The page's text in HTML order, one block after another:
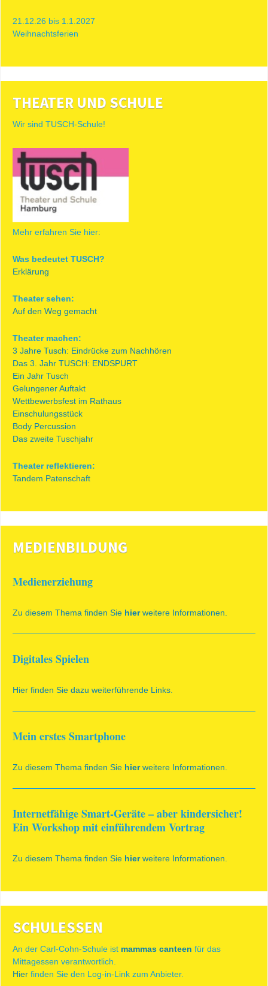
21.12.26 bis 1.1.2027
Weihnachtsferien
THEATER UND SCHULE
Wir sind TUSCH-Schule!
Mehr erfahren Sie hier:
Was bedeutet TUSCH?
Erklärung
Theater sehen:
Auf den Weg gemacht
Theater machen:
3 Jahre Tusch: Eindrücke zum Nachhören
Das 3. Jahr TUSCH: ENDSPURT
Ein Jahr Tusch
Gelungener Auftakt
Wettbewerbsfest im Rathaus
Einschulungsstück
Body Percussion
Das zweite Tuschjahr
Theater reflektieren:
Tandem Patenschaft
MEDIENBILDUNG
Medienerziehung
Zu diesem Thema finden Sie hierweitere Informationen.
Digitales Spielen
Hier finden Sie dazu weiterführende Links.
Mein erstes Smartphone
Zu diesem Thema finden Sie hierweitere Informationen.
Internetfähige Smart-Geräte – aber kindersicher!
Ein Workshop mit einführendem Vortrag
Zu diesem Thema finden Sie hierweitere Informationen.
SCHULESSEN
An der Carl-Cohn-Schule ist mammas canteen für das
Mittagessen verantwortlich.
Hier finden Sie den Log-in-Link zum Anbieter.